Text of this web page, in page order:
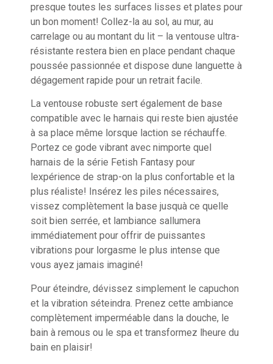
presque toutes les surfaces lisses et plates pour
un bon moment! Collez-la au sol, au mur, au
carrelage ou au montant du lit – la ventouse ultra-
résistante restera bien en place pendant chaque
poussée passionnée et dispose dune languette à
dégagement rapide pour un retrait facile.
La ventouse robuste sert également de base
compatible avec le harnais qui reste bien ajustée
à sa place même lorsque laction se réchauffe.
Portez ce gode vibrant avec nimporte quel
harnais de la série Fetish Fantasy pour
lexpérience de strap-on la plus confortable et la
plus réaliste! Insérez les piles nécessaires,
vissez complètement la base jusquà ce quelle
soit bien serrée, et lambiance sallumera
immédiatement pour offrir de puissantes
vibrations pour lorgasme le plus intense que
vous ayez jamais imaginé!
Pour éteindre, dévissez simplement le capuchon
et la vibration séteindra. Prenez cette ambiance
complètement imperméable dans la douche, le
bain à remous ou le spa et transformez lheure du
bain en plaisir!